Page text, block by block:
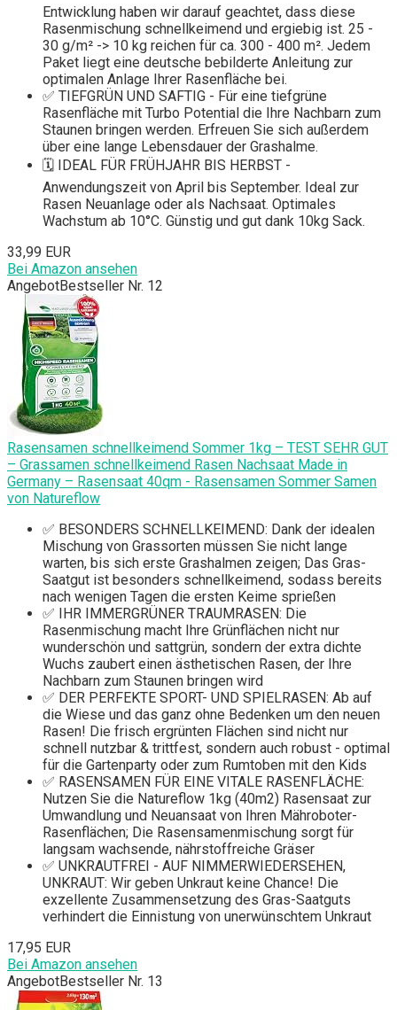
Entwicklung haben wir darauf geachtet, dass diese
Rasenmischung schnellkeimend und ergiebig ist. 25 -
30 g/m² -> 10 kg reichen für ca. 300 - 400 m². Jedem
Paket liegt eine deutsche bebilderte Anleitung zur
optimalen Anlage Ihrer Rasenfläche bei.
✅ TIEFGRÜN UND SAFTIG - Für eine tiefgrüne
Rasenfläche mit Turbo Potential die Ihre Nachbarn zum
Staunen bringen werden. Erfreuen Sie sich außerdem
über eine lange Lebensdauer der Grashalme.
🗓 IDEAL FÜR FRÜHJAHR BIS HERBST -
Anwendungszeit von April bis September. Ideal zur
Rasen Neuanlage oder als Nachsaat. Optimales
Wachstum ab 10°C. Günstig und gut dank 10kg Sack.
33,99 EUR
Bei Amazon ansehen
AngebotBestseller Nr. 12
Rasensamen schnellkeimend Sommer 1kg – TEST SEHR GUT
– Grassamen schnellkeimend Rasen Nachsaat Made in
Germany – Rasensaat 40qm - Rasensamen Sommer Samen
von Natureflow
✅ BESONDERS SCHNELLKEIMEND: Dank der idealen
Mischung von Grassorten müssen Sie nicht lange
warten, bis sich erste Grashalmen zeigen; Das Gras-
Saatgut ist besonders schnellkeimend, sodass bereits
nach wenigen Tagen die ersten Keime sprießen
✅ IHR IMMERGRÜNER TRAUMRASEN: Die
Rasenmischung macht Ihre Grünflächen nicht nur
wunderschön und sattgrün, sondern der extra dichte
Wuchs zaubert einen ästhetischen Rasen, der Ihre
Nachbarn zum Staunen bringen wird
✅ DER PERFEKTE SPORT- UND SPIELRASEN: Ab auf
die Wiese und das ganz ohne Bedenken um den neuen
Rasen! Die frisch ergrünten Flächen sind nicht nur
schnell nutzbar & trittfest, sondern auch robust - optimal
für die Gartenparty oder zum Rumtoben mit den Kids
✅ RASENSAMEN FÜR EINE VITALE RASENFLÄCHE:
Nutzen Sie die Natureflow 1kg (40m2) Rasensaat zur
Umwandlung und Neuansaat von Ihren Mähroboter-
Rasenflächen; Die Rasensamenmischung sorgt für
langsam wachsende, nährstoffreiche Gräser
✅ UNKRAUTFREI - AUF NIMMERWIEDERSEHEN,
UNKRAUT: Wir geben Unkraut keine Chance! Die
exzellente Zusammensetzung des Gras-Saatguts
verhindert die Einnistung von unerwünschtem Unkraut
17,95 EUR
Bei Amazon ansehen
AngebotBestseller Nr. 13